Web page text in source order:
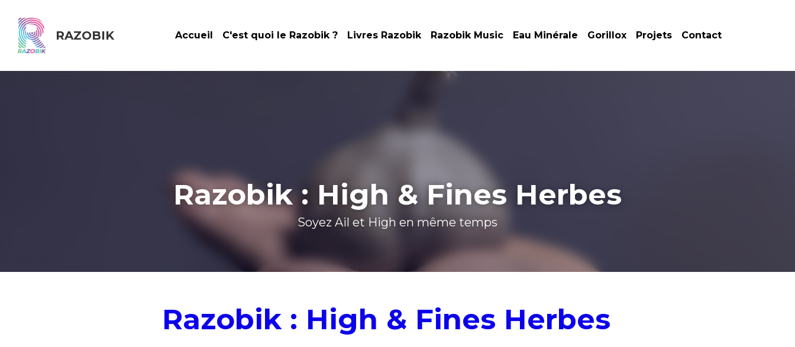
RAZOBIK Accueil C'est quoi le Razobik ? Livres Razobik Razobik Music Eau Minérale Gorillox Projets Contact
Razobik : High & Fines Herbes
Soyez Ail et High en même temps
Razobik : High & Fines Herbes